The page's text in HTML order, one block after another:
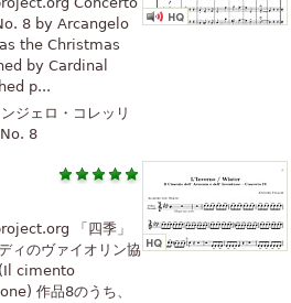
8 by Arcangelo
the Christmas
by Cardinal
p...
ジェロ・コレッリ
8
「四季」
ィのヴァイオリン協
(Il cimento
作品8のうち、